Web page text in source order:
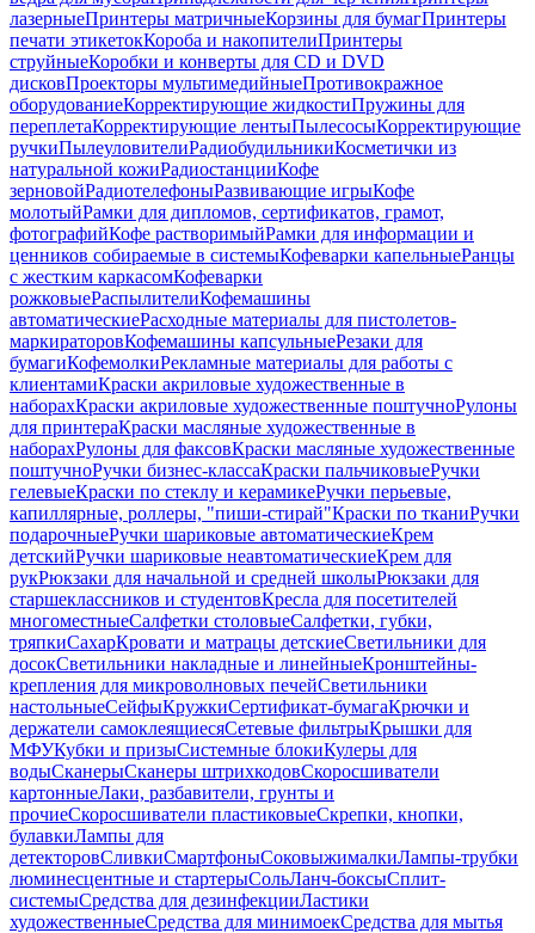
лазерныеПринтеры матричныеКорзины для бумагПринтеры
печати этикетокКороба и накопителиПринтеры
струйныеКоробки и конверты для CD и DVD
дисковПроекторы мультимедийныеПротивокражное
оборудованиеКорректирующие жидкостиПружины для
переплетаКорректирующие лентыПылесосыКорректирующие
ручкиПылеуловителиРадиобудильникиКосметички из
натуральной кожиРадиостанцииКофе
зерновойРадиотелефоныРазвивающие игрыКофе
молотыйРамки для дипломов, сертификатов, грамот,
фотографийКофе растворимыйРамки для информации и
ценников собираемые в системыКофеварки капельныеРанцы
с жестким каркасомКофеварки
рожковыеРаспылителиКофемашины
автоматическиеРасходные материалы для пистолетов-
маркираторовКофемашины капсульныеРезаки для
бумагиКофемолкиРекламные материалы для работы с
клиентамиКраски акриловые художественные в
наборахКраски акриловые художественные поштучноРулоны
для принтераКраски масляные художественные в
наборахРулоны для факсовКраски масляные художественные
поштучноРучки бизнес-классаКраски пальчиковыеРучки
гелевыеКраски по стеклу и керамикеРучки перьевые,
капиллярные, роллеры, "пиши-стирай"Краски по тканиРучки
подарочныеРучки шариковые автоматическиеКрем
детскийРучки шариковые неавтоматическиеКрем для
рукРюкзаки для начальной и средней школыРюкзаки для
старшеклассников и студентовКресла для посетителей
многоместныеСалфетки столовыеСалфетки, губки,
тряпкиСахарКровати и матрацы детскиеСветильники для
досокСветильники накладные и линейныеКронштейны-
крепления для микроволновых печейСветильники
настольныеСейфыКружкиСертификат-бумагаКрючки и
держатели самоклеящиесяСетевые фильтрыКрышки для
МФУКубки и призыСистемные блокиКулеры для
водыСканерыСканеры штрихкодовСкоросшиватели
картонныеЛаки, разбавители, грунты и
прочиеСкоросшиватели пластиковыеСкрепки, кнопки,
булавкиЛампы для
детекторовСливкиСмартфоныСоковыжималкиЛампы-трубки
люминесцентные и стартерыСольЛанч-боксыСплит-
системыСредства для дезинфекцииЛастики
художественныеСредства для минимоекСредства для мытья